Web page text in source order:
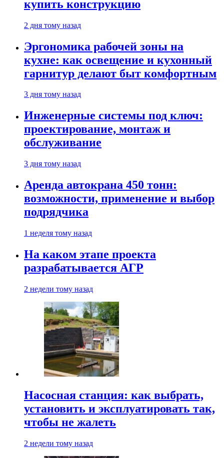
купить конструкцию
2 дня тому назад
Эргономика рабочей зоны на
кухне: как освещение и кухонный
гарнитур делают быт комфортным
3 дня тому назад
Инженерные системы под ключ:
проектирование, монтаж и
обслуживание
3 дня тому назад
Аренда автокрана 450 тонн:
возможности, применение и выбор
подрядчика
1 неделя тому назад
На каком этапе проекта
разрабатывается АГР
2 недели тому назад
Насосная станция: как выбрать,
установить и эксплуатировать так,
чтобы не жалеть
2 недели тому назад